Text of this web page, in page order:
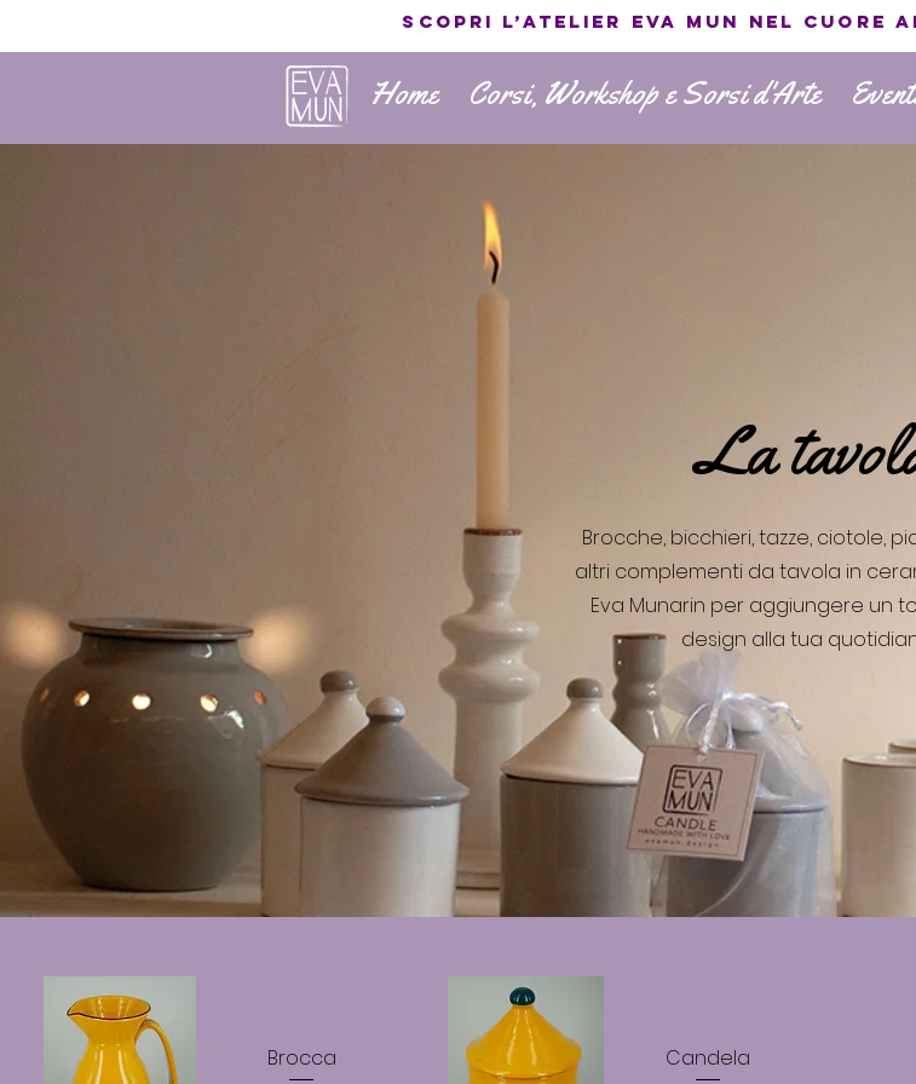
Scopri l’atelier EVA MUN nel
Home Corsi, Workshop e Sorsi d'Arte
La
Brocche, bicchieri, tazze, ciotole,
altri complementi da tavola in
Eva Munarin per aggiungere un
design alla tua
Brocca Candela